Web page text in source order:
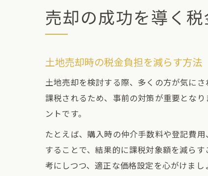
売却の成功を導く
土地売却時の税金負担を減らす方法
土地売却を検討する際、多くの方が気に
課税されるため、事前の対策が重要とな
ントです。
たとえば、購入時の仲介手数料や登記費
することで、結果的に課税対象額を減ら
考にしつつ、適正な価格設定を心がけまし